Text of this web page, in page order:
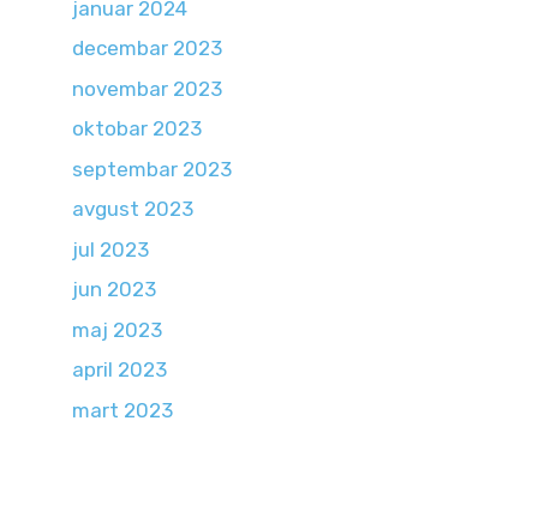
januar 2024
decembar 2023
novembar 2023
oktobar 2023
septembar 2023
avgust 2023
jul 2023
jun 2023
maj 2023
april 2023
mart 2023